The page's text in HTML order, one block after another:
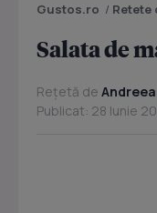
Gustos.ro / Retete
Salata de
Rețetă de
Publicat: 28 Iunie